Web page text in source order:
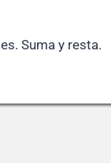
Suma y resta.